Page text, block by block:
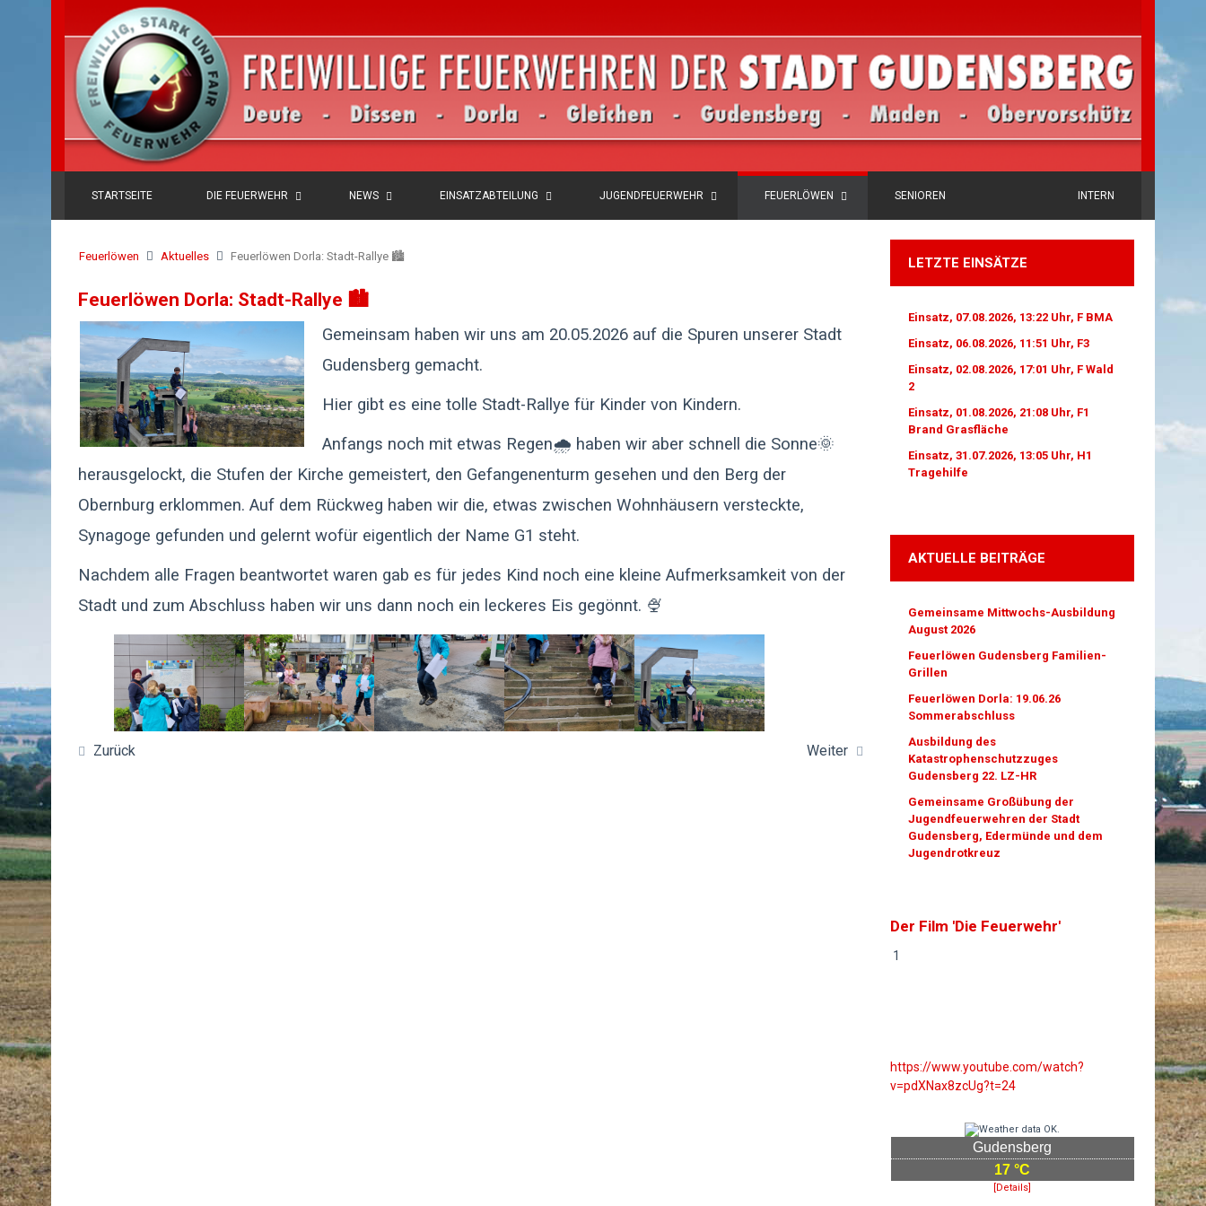
STARTSEITE DIE FEUERWEHR NEWS EINSATZABTEILUNG JUGENDFEUERWEHR FEUERLÖWEN SENIOREN INTERN
Feuerlöwen Aktuelles Feuerlöwen Dorla: Stadt-Rallye 🏙️
Feuerlöwen Dorla: Stadt-Rallye 🏙️
Gemeinsam haben wir uns am 20.05.2026 auf die Spuren unserer Stadt
Gudensberg gemacht.
Hier gibt es eine tolle Stadt-Rallye für Kinder von Kindern.
Anfangs noch mit etwas Regen🌧️ haben wir aber schnell die Sonne🌞
herausgelockt, die Stufen der Kirche gemeistert, den Gefangenenturm gesehen und den Berg der
Obernburg erklommen. Auf dem Rückweg haben wir die, etwas zwischen Wohnhäusern versteckte,
Synagoge gefunden und gelernt wofür eigentlich der Name G1 steht.
Nachdem alle Fragen beantwortet waren gab es für jedes Kind noch eine kleine Aufmerksamkeit von der
Stadt und zum Abschluss haben wir uns dann noch ein leckeres Eis gegönnt. 🍨
Zurück Weiter
LETZTE EINSÄTZE
Einsatz, 07.08.2026, 13:22 Uhr, F BMA
Einsatz, 06.08.2026, 11:51 Uhr, F3
Einsatz, 02.08.2026, 17:01 Uhr, F Wald
2
Einsatz, 01.08.2026, 21:08 Uhr, F1
Brand Grasfläche
Einsatz, 31.07.2026, 13:05 Uhr, H1
Tragehilfe
AKTUELLE BEITRÄGE
Gemeinsame Mittwochs-Ausbildung
August 2026
Feuerlöwen Gudensberg Familien-
Grillen
Feuerlöwen Dorla: 19.06.26
Sommerabschluss
Ausbildung des
Katastrophenschutzzuges
Gudensberg 22. LZ-HR
Gemeinsame Großübung der
Jugendfeuerwehren der Stadt
Gudensberg, Edermünde und dem
Jugendrotkreuz
Der Film 'Die Feuerwehr'
1
https://www.youtube.com/watch?
v=pdXNax8zcUg?t=24
Gudensberg
17 °C
[Details]